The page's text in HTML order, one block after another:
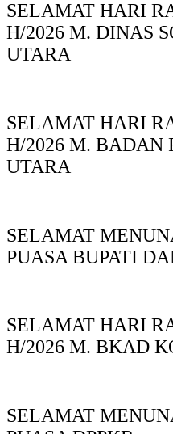
SELAMAT HARI
H/2026 M. DINAS
UTARA
SELAMAT HARI
H/2026 M. BADAN
UTARA
SELAMAT
PUASA BUPATI
SELAMAT HARI
H/2026 M. BKAD
SELAMAT